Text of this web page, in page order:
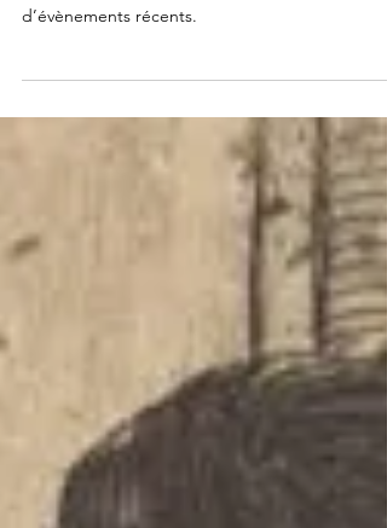
Léon Lhermitte fait partie de ces peintres oubliés